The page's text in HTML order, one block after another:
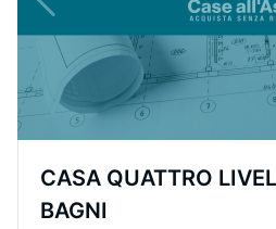
CASA QUATTRO
BAGNI